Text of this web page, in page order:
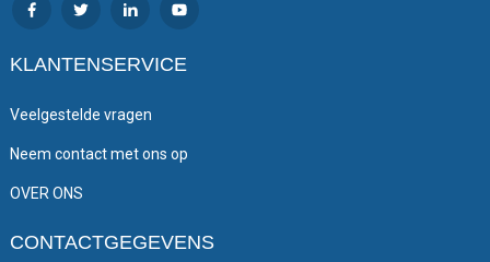
KLANTENSERVICE
Veelgestelde vragen
Neem contact met ons op
OVER ONS
CONTACTGEGEVENS